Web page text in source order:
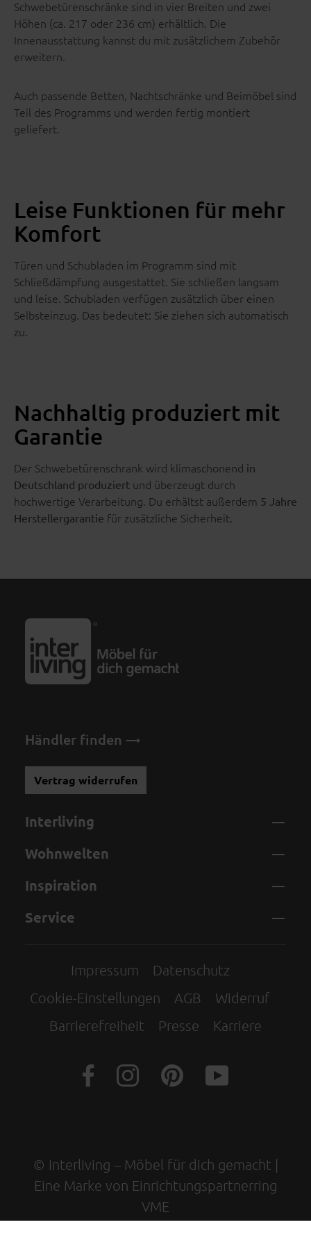
Schwebetürenschränke sind in vier Breiten und zwei
Höhen (ca. 217 oder 236 cm) erhältlich. Die
Innenausstattung kannst du mit zusätzlichem Zubehör
erweitern.
Auch passende Betten, Nachtschränke und Beimöbel sind
Teil des Programms und werden fertig montiert
geliefert.
Leise Funktionen für mehr
Komfort
Türen und Schubladen im Programm sind mit
Schließdämpfung ausgestattet. Sie schließen langsam
und leise. Schubladen verfügen zusätzlich über einen
Selbsteinzug. Das bedeutet: Sie ziehen sich automatisch
zu.
Nachhaltig produziert mit
Garantie
Der Schwebetürenschrank wird klimaschonend in
Deutschland produziert und überzeugt durch
hochwertige Verarbeitung. Du erhältst außerdem 5 Jahre
Herstellergarantie für zusätzliche Sicherheit.
Händler finden
Vertrag widerrufen
Interliving
Wohnwelten
Inspiration
Service
Impressum
Datenschutz
Cookie-Einstellungen
AGB
Widerruf
Barrierefreiheit
Presse Karriere
© Interliving – Möbel für dich gemacht |
Eine Marke von Einrichtungspartnerring
VME